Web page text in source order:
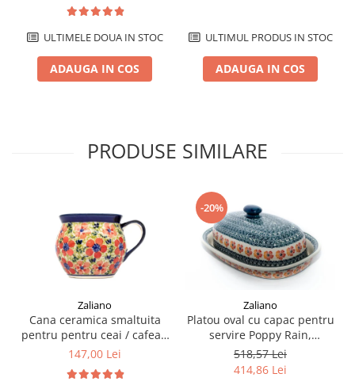
ULTIMELE DOUA IN STOC
ADAUGA IN COS
ULTIMUL PRODUS IN STOC
ADAUGA IN COS
PRODUSE SIMILARE
Zaliano
Cana ceramica smaltuita
pentru pentru ceai / cafea /
vin fiert Fire Poppies, in
manual, 320 ml
147,00 Lei
-20%
Zaliano
Platou oval cu capac pentru
servire Poppy Rain,
ceramica smaltuita, pictat
manual, 13,5 x 39,5 cm
518,57 Lei
414,86 Lei